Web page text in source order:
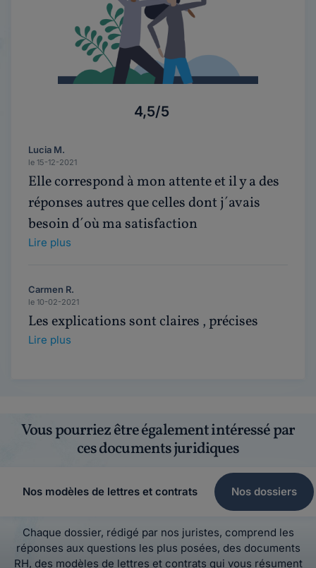
4,5/5
Lucia M.
le 15-12-2021
Elle correspond à mon attente et il y a des
réponses autres que celles dont j´avais
besoin d´où ma satisfaction
Lire plus
Carmen R.
le 10-02-2021
Les explications sont claires , précises
Lire plus
Vous pourriez être également intéressé par
ces documents juridiques
Nos modèles de lettres et contrats Nos dossiers
Chaque dossier, rédigé par nos juristes, comprend les
réponses aux questions les plus posées, des documents
RH, des modèles de lettres et contrats qui vous résument